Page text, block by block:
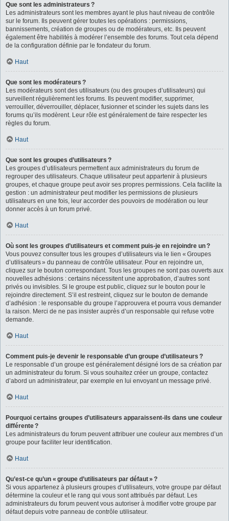
Que sont les administrateurs ?
Les administrateurs sont les membres ayant le plus haut niveau de contrôle
sur le forum. Ils peuvent gérer toutes les opérations : permissions,
bannissements, création de groupes ou de modérateurs, etc. Ils peuvent
également être habilités à modérer l’ensemble des forums. Tout cela dépend
de la configuration définie par le fondateur du forum.
Haut
Que sont les modérateurs ?
Les modérateurs sont des utilisateurs (ou des groupes d’utilisateurs) qui
surveillent régulièrement les forums. Ils peuvent modifier, supprimer,
verrouiller, déverrouiller, déplacer, fusionner et scinder les sujets dans les
forums qu’ils modèrent. Leur rôle est généralement de faire respecter les
règles du forum.
Haut
Que sont les groupes d’utilisateurs ?
Les groupes d’utilisateurs permettent aux administrateurs du forum de
regrouper des utilisateurs. Chaque utilisateur peut appartenir à plusieurs
groupes, et chaque groupe peut avoir ses propres permissions. Cela facilite la
gestion : un administrateur peut modifier les permissions de plusieurs
utilisateurs en une fois, leur accorder des pouvoirs de modération ou leur
donner accès à un forum privé.
Haut
Où sont les groupes d’utilisateurs et comment puis-je en rejoindre un ?
Vous pouvez consulter tous les groupes d’utilisateurs via le lien « Groupes
d’utilisateurs » du panneau de contrôle utilisateur. Pour en rejoindre un,
cliquez sur le bouton correspondant. Tous les groupes ne sont pas ouverts aux
nouvelles adhésions : certains nécessitent une approbation, d’autres sont
privés ou invisibles. Si le groupe est public, cliquez sur le bouton pour le
rejoindre directement. S’il est restreint, cliquez sur le bouton de demande
d’adhésion : le responsable du groupe l’approuvera et pourra vous demander
la raison. Merci de ne pas insister auprès d’un responsable qui refuse votre
demande.
Haut
Comment puis-je devenir le responsable d’un groupe d’utilisateurs ?
Le responsable d’un groupe est généralement désigné lors de sa création par
un administrateur du forum. Si vous souhaitez créer un groupe, contactez
d’abord un administrateur, par exemple en lui envoyant un message privé.
Haut
Pourquoi certains groupes d’utilisateurs apparaissent-ils dans une couleur
différente ?
Les administrateurs du forum peuvent attribuer une couleur aux membres d’un
groupe pour faciliter leur identification.
Haut
Qu’est-ce qu’un « groupe d’utilisateurs par défaut » ?
Si vous appartenez à plusieurs groupes d’utilisateurs, votre groupe par défaut
détermine la couleur et le rang qui vous sont attribués par défaut. Les
administrateurs du forum peuvent vous autoriser à modifier votre groupe par
défaut depuis votre panneau de contrôle utilisateur.